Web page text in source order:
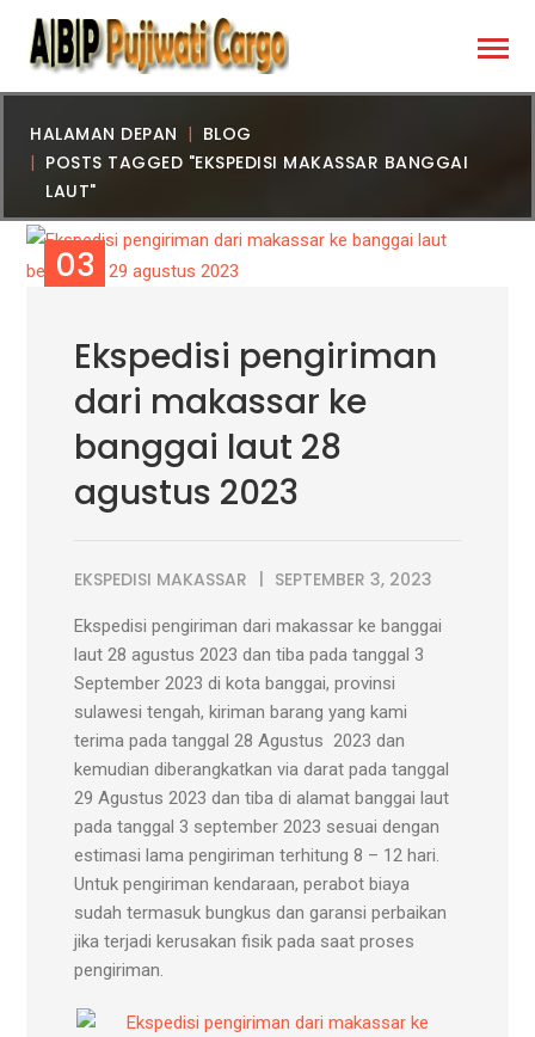
HALAMAN DEPAN
BLOG
POSTS TAGGED "EKSPEDISI MAKASSAR BANGGAI
LAUT"
03
Ekspedisi pengiriman
dari makassar ke
banggai laut 28
agustus 2023
EKSPEDISI MAKASSAR SEPTEMBER 3, 2023
Ekspedisi pengiriman dari makassar ke banggai
laut 28 agustus 2023 dan tiba pada tanggal 3
September 2023 di kota banggai, provinsi
sulawesi tengah, kiriman barang yang kami
terima pada tanggal 28 Agustus 2023 dan
kemudian diberangkatkan via darat pada tanggal
29 Agustus 2023 dan tiba di alamat banggai laut
pada tanggal 3 september 2023 sesuai dengan
estimasi lama pengiriman terhitung 8 – 12 hari.
Untuk pengiriman kendaraan, perabot biaya
sudah termasuk bungkus dan garansi perbaikan
jika terjadi kerusakan fisik pada saat proses
pengiriman.